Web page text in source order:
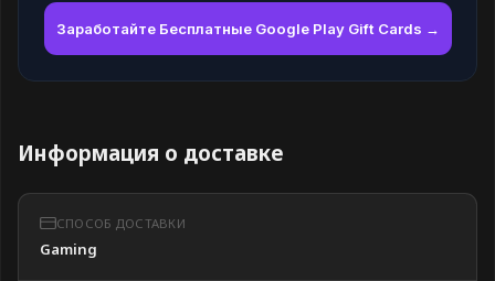
Заработайте Бесплатные Google Play Gift Cards →
Информация о доставке
СПОСОБ ДОСТАВКИ
Gaming